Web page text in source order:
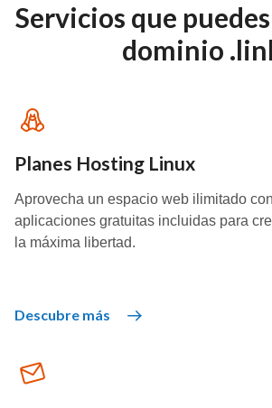
Servicios que
dominio
Planes Hosting Linux
Aprovecha un espacio web ilimitado
aplicaciones gratuitas incluidas para
la máxima libertad.
Descubre más